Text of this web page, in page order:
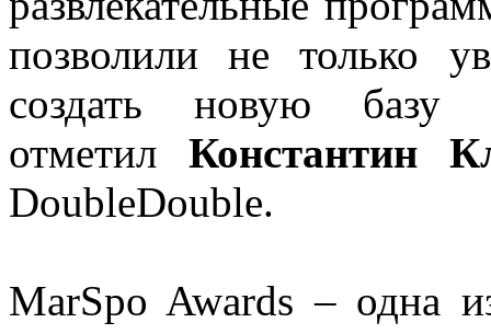
позволили не только
создать новую базу
отметил Константин
DoubleDouble.
MarSpo Awards – одна